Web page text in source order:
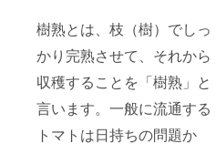
樹熟とは、枝（樹）でしっ
かり完熟させて、それから
収穫することを「樹熟」と
言います。一般に流通する
トマトは日持ちの問題か